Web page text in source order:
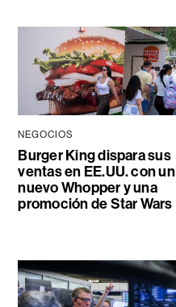
NEGOCIOS
Burger King dispara sus
ventas en EE.UU. con un
nuevo Whopper y una
promoción de Star Wars